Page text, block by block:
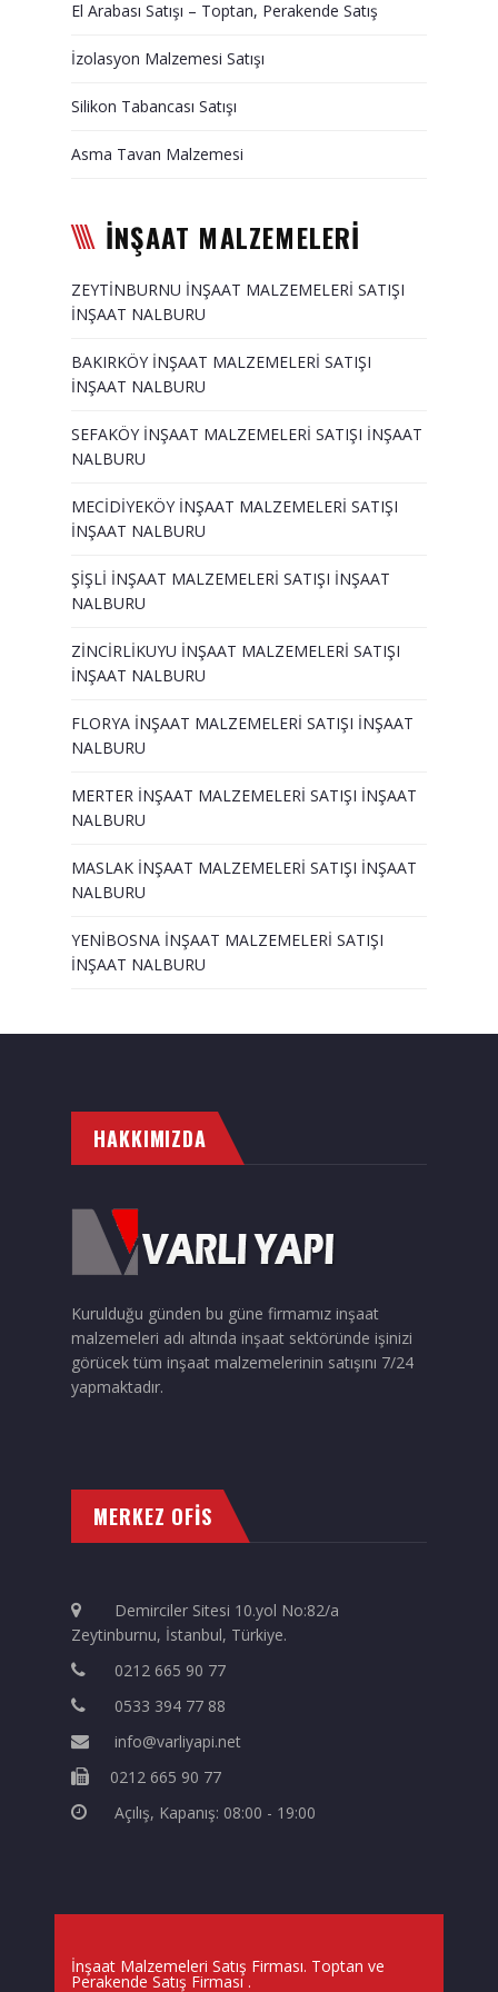
Duvar Paneli, Söve, Dekoratif
Kaplama
BİZE ULAŞIN
El Arabası Satışı – Toptan, Perakende Satış
İzolasyon Malzemesi Satışı
Silikon Tabancası Satışı
Asma Tavan Malzemesi
İNŞAAT MALZEMELERİ
ZEYTİNBURNU İNŞAAT MALZEMELERİ SATIŞI
İNŞAAT NALBURU
BAKIRKÖY İNŞAAT MALZEMELERİ SATIŞI
İNŞAAT NALBURU
SEFAKÖY İNŞAAT MALZEMELERİ SATIŞI İNŞAAT
NALBURU
MECİDİYEKÖY İNŞAAT MALZEMELERİ SATIŞI
İNŞAAT NALBURU
ŞİŞLİ İNŞAAT MALZEMELERİ SATIŞI İNŞAAT
NALBURU
ZİNCİRLİKUYU İNŞAAT MALZEMELERİ SATIŞI
İNŞAAT NALBURU
FLORYA İNŞAAT MALZEMELERİ SATIŞI İNŞAAT
NALBURU
MERTER İNŞAAT MALZEMELERİ SATIŞI İNŞAAT
NALBURU
MASLAK İNŞAAT MALZEMELERİ SATIŞI İNŞAAT
NALBURU
YENİBOSNA İNŞAAT MALZEMELERİ SATIŞI
İNŞAAT NALBURU
HAKKIMIZDA
Kurulduğu günden bu güne firmamız inşaat
malzemeleri adı altında inşaat sektöründe işinizi
görücek tüm inşaat malzemelerinin satışını 7/24
yapmaktadır.
MERKEZ OFİS
Demirciler Sitesi 10.yol No:82/a
Zeytinburnu, İstanbul, Türkiye.
0212 665 90 77
0533 394 77 88
info@varliyapi.net
0212 665 90 77
Açılış, Kapanış: 08:00 - 19:00
İnşaat Malzemeleri Satış Firması. Toptan ve
Perakende Satış Firması .